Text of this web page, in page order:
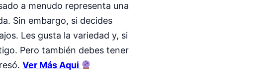
a menudo representa una
Sin embargo, si decides
Les gusta la variedad y, si
Pero también debes tener
Ver Más Aqui